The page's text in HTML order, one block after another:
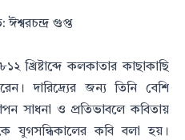
ঈশ্বরচন্দ্র গুপ্ত
খ্রিষ্টাব্দে কলকাতার কাছাকাছি
দারিদ্র্যের জন্য তিনি বেশি
সাধনা ও প্রতিভাবলে কবিতায়
যুগসন্ধিকালের কবিবলা হয়।